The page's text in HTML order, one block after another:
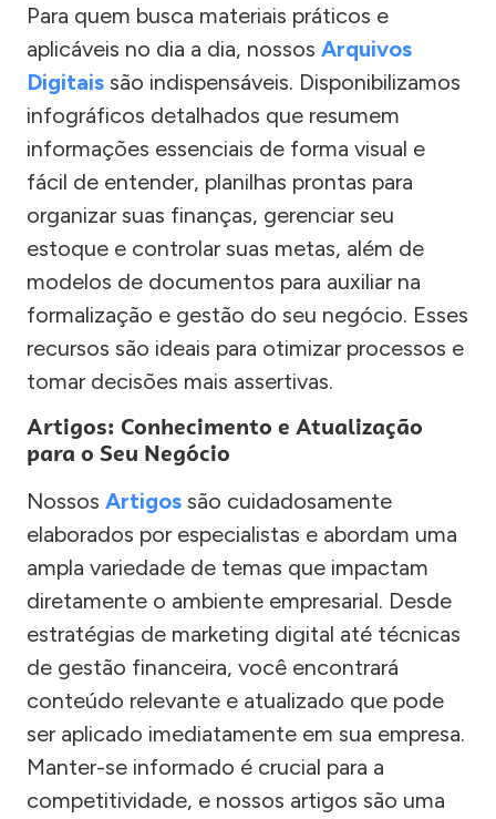
Para quem busca materiais práticos e
aplicáveis no dia a dia, nossos Arquivos
Digitais são indispensáveis. Disponibilizamos
infográficos detalhados que resumem
informações essenciais de forma visual e
fácil de entender, planilhas prontas para
organizar suas finanças, gerenciar seu
estoque e controlar suas metas, além de
modelos de documentos para auxiliar na
formalização e gestão do seu negócio. Esses
recursos são ideais para otimizar processos e
tomar decisões mais assertivas.
Artigos: Conhecimento e Atualização
para o Seu Negócio
Nossos Artigos são cuidadosamente
elaborados por especialistas e abordam uma
ampla variedade de temas que impactam
diretamente o ambiente empresarial. Desde
estratégias de marketing digital até técnicas
de gestão financeira, você encontrará
conteúdo relevante e atualizado que pode
ser aplicado imediatamente em sua empresa.
Manter-se informado é crucial para a
competitividade, e nossos artigos são uma